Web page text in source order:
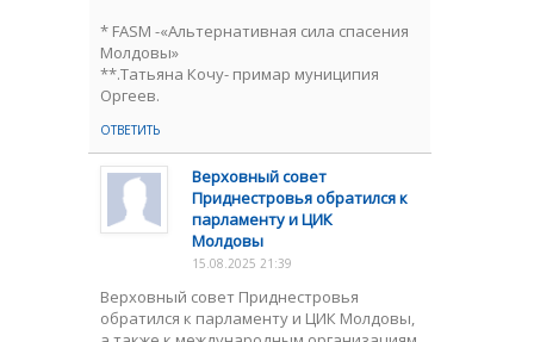
* FASM -«Альтернативная сила спасения
Молдовы»
**.Татьяна Кочу- примар муниципия
Оргеев.
ОТВЕТИТЬ
Верховный совет
Приднестровья обратился к
парламенту и ЦИК
Молдовы
15.08.2025 21:39
Верховный совет Приднестровья
обратился к парламенту и ЦИК Молдовы,